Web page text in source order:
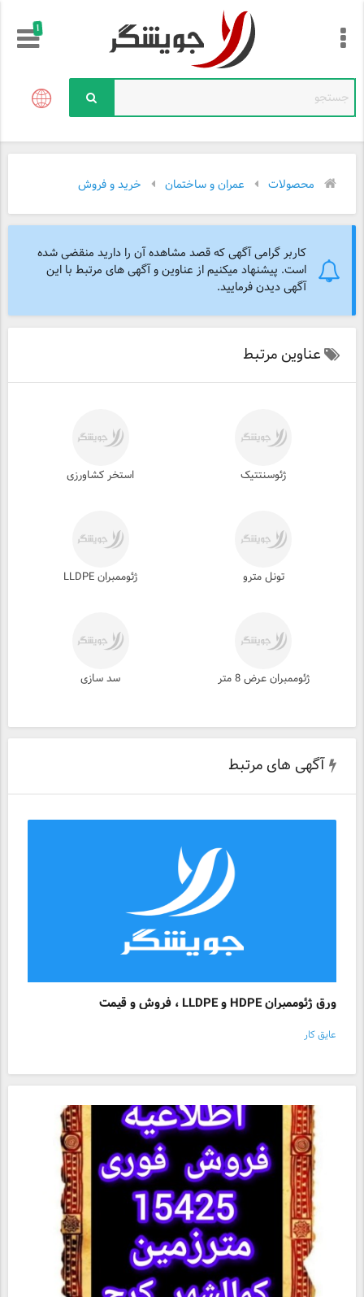
!
محصولات عمران و ساختمان خرید و فروش
کاربر گرامی آگهی که قصد مشاهده آن را دارید منقضی شده
است. پیشنهاد میکنیم از عناوین و آگهی های مرتبط با این
آگهی دیدن فرمایید.
عناوین مرتبط
ژئوسنتتیک استخر کشاورزی
تونل مترو ژئوممبران LLDPE
ژئوممبران عرض 8 متر سد سازی
آگهی های مرتبط
ورق ژئوممبران HDPE و LLDPE ، فروش و قیمت
عایق کار